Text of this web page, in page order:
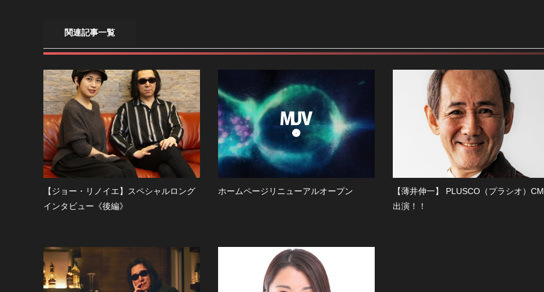
関連記事一覧
【ジョー・リノイエ】スペシャルロング
インタビュー《後編》
ホームページリニューアルオープン
【薄井伸一】 PLUSCO（プラシオ）CM
出演！！